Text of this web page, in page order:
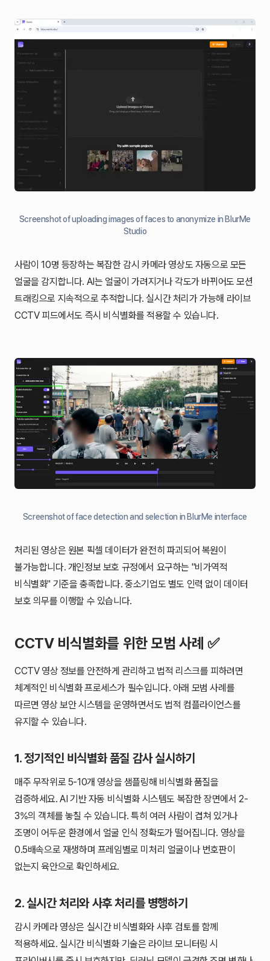
Screenshot of uploading images of faces to anonymize in BlurMe
Studio
사람이 10명 등장하는 복잡한 감시 카메라 영상도 자동으로 모든
얼굴을 감지합니다. AI는 얼굴이 가려지거나 각도가 바뀌어도 모션
트래킹으로 지속적으로 추적합니다. 실시간 처리가 가능해 라이브
CCTV 피드에서도 즉시 비식별화를 적용할 수 있습니다.
Screenshot of face detection and selection in BlurMe interface
처리된 영상은 원본 픽셀 데이터가 완전히 파괴되어 복원이
불가능합니다. 개인정보 보호 규정에서 요구하는 "비가역적
비식별화" 기준을 충족합니다. 중소기업도 별도 인력 없이 데이터
보호 의무를 이행할 수 있습니다.
CCTV 비식별화를 위한 모범 사례 ✅
CCTV 영상 정보를 안전하게 관리하고 법적 리스크를 피하려면
체계적인 비식별화 프로세스가 필수입니다. 아래 모범 사례를
따르면 영상 보안 시스템을 운영하면서도 법적 컴플라이언스를
유지할 수 있습니다.
1. 정기적인 비식별화 품질 감사 실시하기
매주 무작위로 5-10개 영상을 샘플링해 비식별화 품질을
검증하세요. AI 기반 자동 비식별화 시스템도 복잡한 장면에서 2-
3%의 객체를 놓칠 수 있습니다. 특히 여러 사람이 겹쳐 있거나
조명이 어두운 환경에서 얼굴 인식 정확도가 떨어집니다. 영상을
0.5배속으로 재생하며 프레임별로 미처리 얼굴이나 번호판이
없는지 육안으로 확인하세요.
2. 실시간 처리와 사후 처리를 병행하기
감시 카메라 영상은 실시간 비식별화와 사후 검토를 함께
적용하세요. 실시간 비식별화 기술은 라이브 모니터링 시